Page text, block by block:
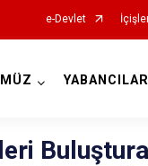
e-Devlet
YABANCILAR